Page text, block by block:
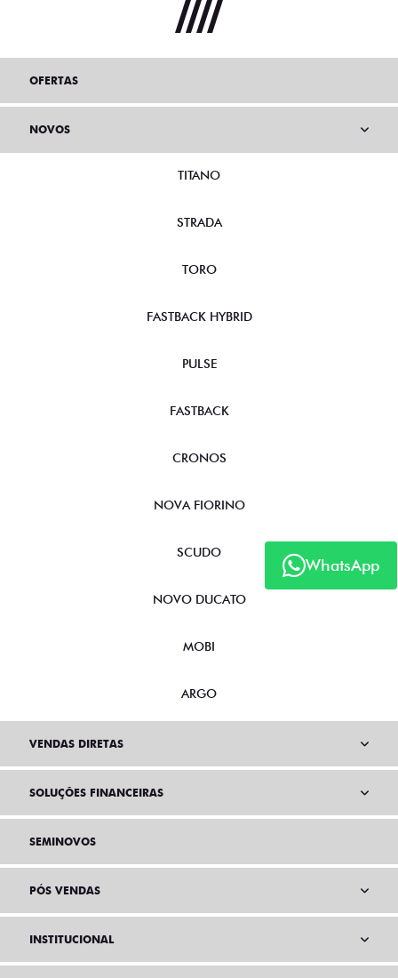
WhatsApp
OFERTAS
NOVOS
TITANO
STRADA
TORO
FASTBACK HYBRID
PULSE
FASTBACK
CRONOS
NOVA FIORINO
SCUDO
NOVO DUCATO
MOBI
ARGO
VENDAS DIRETAS
SOLUÇÕES FINANCEIRAS
SEMINOVOS
PÓS VENDAS
INSTITUCIONAL